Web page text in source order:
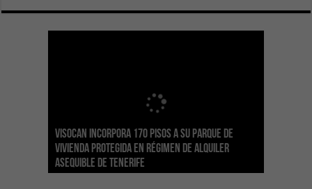
Visocan incorpora 170 pisos a su parque de
vivienda protegida en régimen de alquiler
asequible de Tenerife
Sanidad refuerza la capacidad diagnóstica de
los centros de salud con el impulso de la
ecografía clínica
El Gobierno de Canarias convoca el Concurso de
Sal Marina Agrocanarias 2026
Transición despliega un sistema fotovoltaico
autónomo en los edificios del Parque Nacional
del Teide
La ESSSCAN inicia la formación en primeros
auxilios para árbitros deportivos dentro del
Proyecto Ganar
El Gobierno de Canarias concede ayudas por
valor de 1,19M€ a las Cofradías de Pescadores
para sufragar sus gastos corrientes